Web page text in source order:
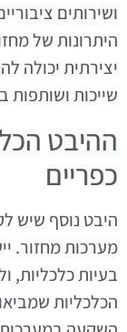
ושירותים
היתרונות של
יצירתית יכולה
שייכות ושותפות
ההיבט
כפריים
היבט נוסף שיש
מערכות מחזור.
בעיות כלכליות,
הכלכליות